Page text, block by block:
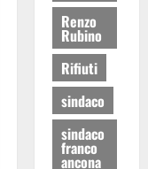
Renzo
Rubino
Rifiuti
sindaco
sindaco
franco
ancona